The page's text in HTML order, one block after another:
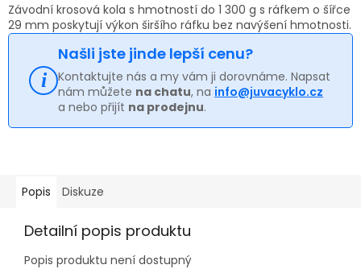
Závodní krosová kola s hmotností do 1 300 g s ráfkem o šířce
29 mm poskytují výkon širšího ráfku bez navýšení hmotnosti.
Našli jste jinde lepší cenu?
Kontaktujte nás a my vám ji dorovnáme. Napsat
nám můžete na chatu, na info@juvacyklo.cz
a nebo přijít na prodejnu.
Popis Diskuze
Detailní popis produktu
Popis produktu není dostupný